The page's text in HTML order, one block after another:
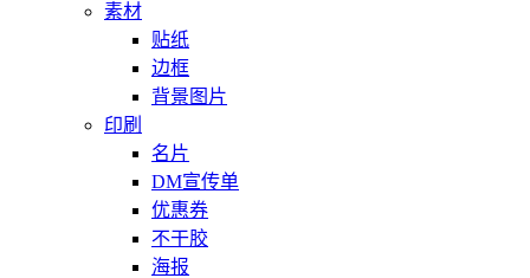
素材
贴纸
边框
背景图片
印刷
名片
DM宣传单
优惠券
不干胶
海报